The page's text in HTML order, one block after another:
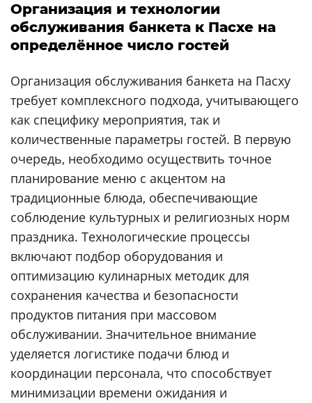
Организация и технологии
обслуживания банкета к Пасхе на
определённое число гостей
Организация обслуживания банкета на Пасху
требует комплексного подхода, учитывающего
как специфику мероприятия, так и
количественные параметры гостей. В первую
очередь, необходимо осуществить точное
планирование меню с акцентом на
традиционные блюда, обеспечивающие
соблюдение культурных и религиозных норм
праздника. Технологические процессы
включают подбор оборудования и
оптимизацию кулинарных методик для
сохранения качества и безопасности
продуктов питания при массовом
обслуживании. Значительное внимание
уделяется логистике подачи блюд и
координации персонала, что способствует
минимизации времени ожидания и